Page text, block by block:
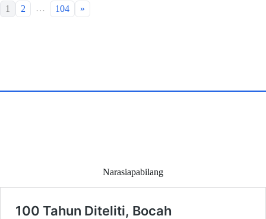
1 2 … 104 »
Narasiapabilang